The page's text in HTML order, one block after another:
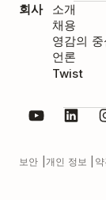
회사
소개
채용
영감의 중
언론
Twist
보안 개인 정보